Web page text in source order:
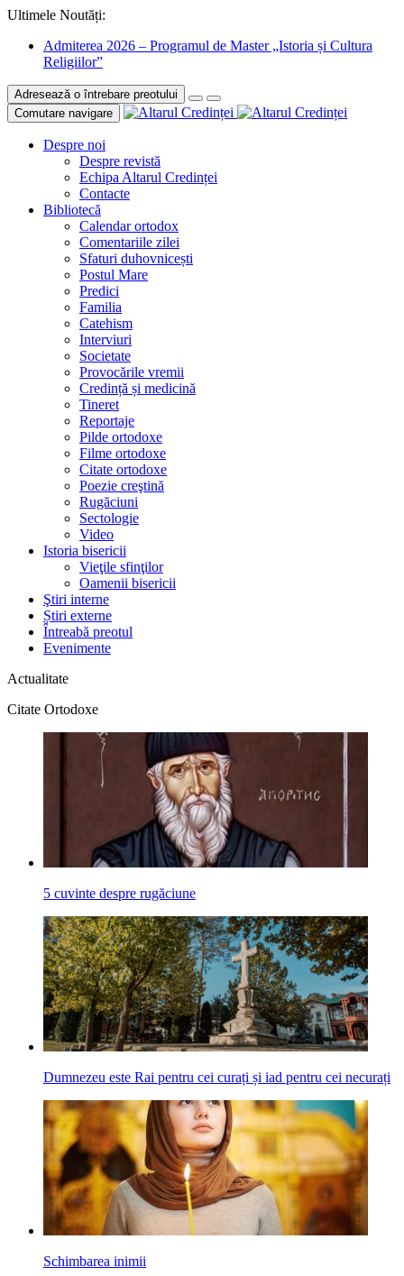
Ultimele Noutăți:
Admiterea 2026 – Programul de Master „Istoria și Cultura
Religiilor”
Adresează o întrebare preotului
Comutare navigare
Despre noi
Despre revistă
Echipa Altarul Credinței
Contacte
Bibliotecă
Calendar ortodox
Comentariile zilei
Sfaturi duhovnicești
Postul Mare
Predici
Familia
Catehism
Interviuri
Societate
Provocările vremii
Credință și medicină
Tineret
Reportaje
Pilde ortodoxe
Filme ortodoxe
Citate ortodoxe
Poezie creştină
Rugăciuni
Sectologie
Video
Istoria bisericii
Vieţile sfinţilor
Oamenii bisericii
Ştiri interne
Știri externe
Întreabă preotul
Evenimente
Actualitate
Citate Ortodoxe
5 cuvinte despre rugăciune
Dumnezeu este Rai pentru cei curați și iad pentru cei necurați
Schimbarea inimii